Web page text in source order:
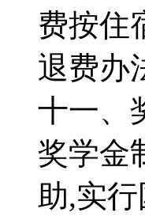
费按住
退费
十一
奖学金
助,实